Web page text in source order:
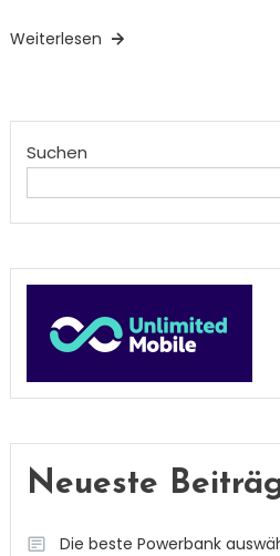
Weiterlesen
Suchen
Neueste
Die beste Powerbank